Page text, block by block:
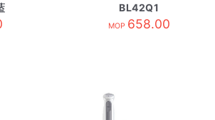
BL42Q1
MOP 658.00